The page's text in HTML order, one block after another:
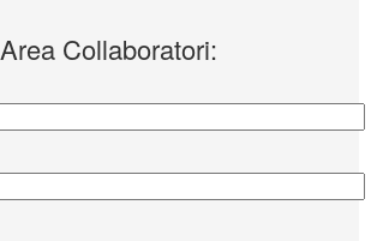
Area Collaboratori: